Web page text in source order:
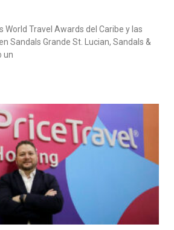
World Travel Awards del Caribe y las
Sandals Grande St. Lucian, Sandals &
un